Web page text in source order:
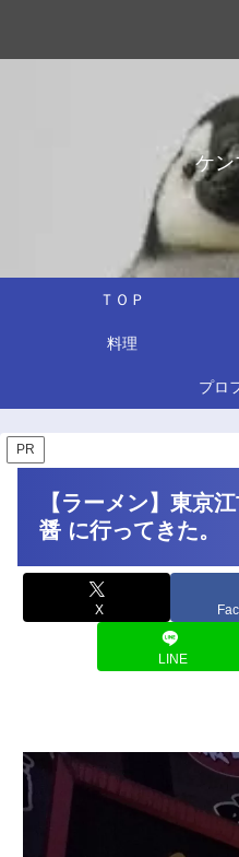
ケン
ＴＯＰ
料理
プロ
PR
【ラーメン】東京
醤 に行ってきた。
X
LINE